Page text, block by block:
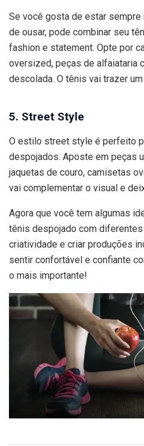
Se você gosta de estar sempre
de ousar, pode combinar seu
fashion e statement. Opte por
oversized, peças de alfaiataria
descolada. O tênis vai trazer
5. Street Style
O estilo street style é perfeito
despojados. Aposte em peças
jaquetas de couro, camisetas
vai complementar o visual e
Agora que você tem algumas
tênis despojado com
criatividade e criar produções
sentir confortável e confiante
o mais importante!